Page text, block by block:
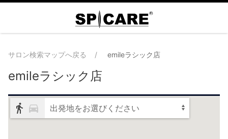
サロン検索マップへ戻る emileラシック店
emileラシック店
出発地をお選びください